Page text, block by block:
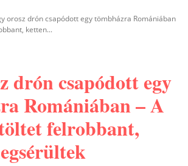
orosz drón csapódott egy tömbházra Romániában
ketten...
drón csapódott egy
Romániában – A
felrobbant,